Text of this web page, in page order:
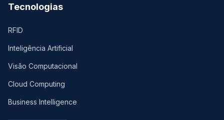
Tecnologias
RFID
Inteligência Artificial
Visão Computacional
Cloud Computing
Business Intelligence